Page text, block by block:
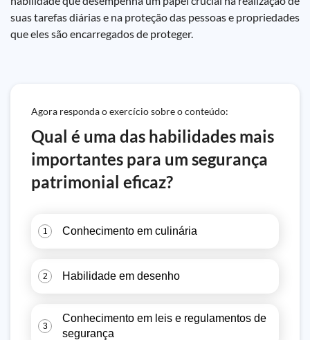
suas tarefas diárias e na proteção das pessoas e propriedades
que eles são encarregados de proteger.
Agora responda o exercício sobre o conteúdo:
Qual é uma das habilidades mais
importantes para um segurança
patrimonial eficaz?
1 Conhecimento em culinária
2 Habilidade em desenho
3
Conhecimento em leis e regulamentos de
segurança